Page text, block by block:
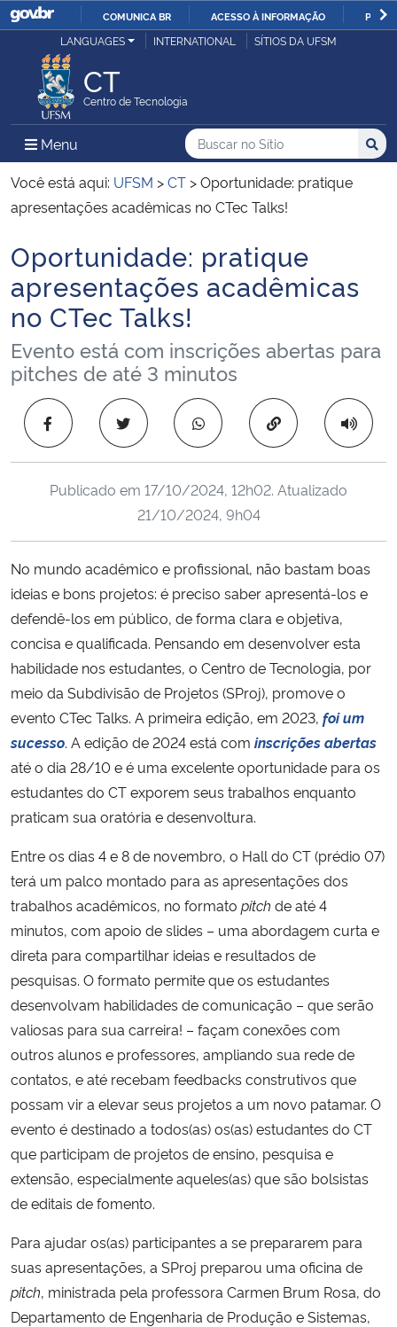
IR
COMUNICA BR ACESSO À INFORMAÇÃO
Ministério da Justiça e Segurança Pública
Ministério da Defesa
Ministério das Relações Exteriores
Ministério da Infraestrutura
Ministério da Agricultura, Pecuária e Abastecimento
Ministério da Educação
Ministério da Cidadania
Ministério da Saúde
Ministério do Meio Ambiente
Ministério do Turismo
Ministério do Desenvolvimento Regional
Controladoria-Geral da União
Ministério da Mulher, da Família e dos Direitos Humanos
Secretaria de Governo
Gabinete de Segurança Institucional
Advocacia-Geral da União
Banco Central do Brasil
LANGUAGES INTERNATIONAL SÍTIOS DA UFSM
CT
Centro de Tecnologia
Menu Menu Principal do Sítio
Busca
Buscar no no Sítio
Busca:
Você está aqui: UFSM >CT >Oportunidade: pratique
apresentações acadêmicas no CTec Talks!
Início do conteúdo
Oportunidade: pratique
apresentações acadêmicas
no CTec Talks!
Evento está com inscrições abertas para
pitches de até 3 minutos
Copiar para área
Publicado em 17/10/2024, 12h02. Atualizado
21/10/2024, 9h04
No mundo acadêmico e profissional, não bastam boas
ideias e bons projetos: é preciso saber apresentá-los e
defendê-los em público, de forma clara e objetiva,
concisa e qualificada. Pensando em desenvolver esta
habilidade nos estudantes, o Centro de Tecnologia, por
meio da Subdivisão de Projetos (SProj), promove o
evento CTec Talks. A primeira edição, em 2023, foi um
sucesso. A edição de 2024 está com inscrições abertas
até o dia 28/10 e é uma excelente oportunidade para os
estudantes do CT exporem seus trabalhos enquanto
praticam sua oratória e desenvoltura.
Entre os dias 4 e 8 de novembro, o Hall do CT (prédio 07)
terá um palco montado para as apresentações dos
trabalhos acadêmicos, no formato pitch de até 4
minutos, com apoio de slides – uma abordagem curta e
direta para compartilhar ideias e resultados de
pesquisas. O formato permite que os estudantes
desenvolvam habilidades de comunicação – que serão
valiosas para sua carreira! – façam conexões com
outros alunos e professores, ampliando sua rede de
contatos, e até recebam feedbacks construtivos que
possam vir a elevar seus projetos a um novo patamar. O
evento é destinado a todos(as) os(as) estudantes do CT
que participam de projetos de ensino, pesquisa e
extensão, especialmente aqueles(as) que são bolsistas
de editais de fomento.
Para ajudar os(as) participantes a se prepararem para
suas apresentações, a SProj preparou uma oficina de
pitch, ministrada pela professora Carmen Brum Rosa, do
Departamento de Engenharia de Produção e Sistemas,